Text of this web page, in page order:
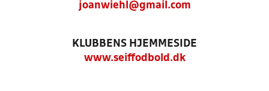
joanwiehl@gmail.com
KLUBBENS HJEMMESIDE
www.seiffodbold.dk